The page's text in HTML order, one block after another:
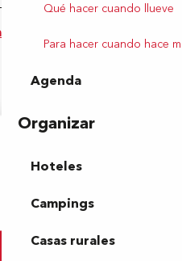
Qué hacer cuando llueve
Para hacer cuando hace
Agenda
Organizar
Hoteles
Campings
Casas rurales
un error
Prensa
Oficina de Turismo